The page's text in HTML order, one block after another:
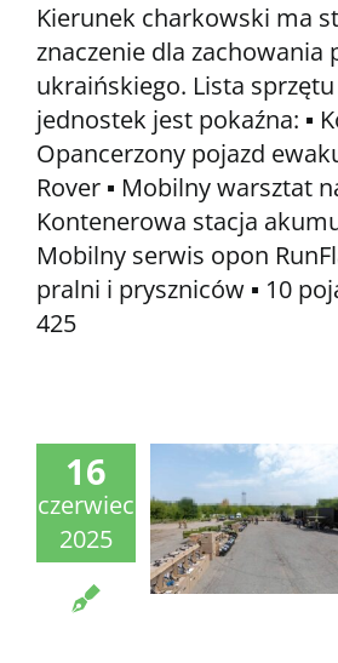
Kierunek charkowski ma
znaczenie dla zachowania
ukraińskiego. Lista
jednostek jest pokaźna: ▪️
Opancerzony pojazd
Rover ▪️ Mobilny warsztat
Kontenerowa stacja
Mobilny serwis opon
pralni i pryszniców ▪️ 10
425
16
czerwiec
2025